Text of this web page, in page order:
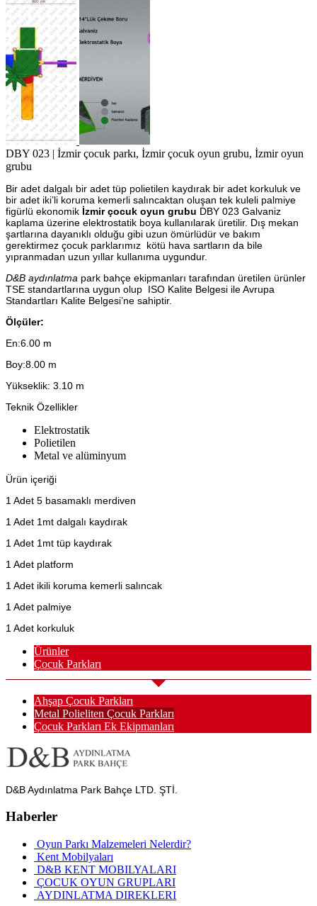
DBY 023 | İzmir çocuk parkı, İzmir çocuk oyun grubu, İzmir oyun
grubu
Bir adet dalgalı bir adet tüp polietilen kaydırak bir adet korkuluk ve
bir adet iki’li koruma kemerli salıncaktan oluşan tek kuleli palmiye
figürlü ekonomik İzmir çocuk oyun grubu DBY 023 Galvaniz
kaplama üzerine elektrostatik boya kullanılarak üretilir. Dış mekan
şartlarına dayanıklı olduğu gibi uzun ömürlüdür ve bakım
gerektirmez çocuk parklarımız kötü hava sartların da bile
yıpranmadan uzun yıllar kullanıma uygundur.
D&B aydınlatma park bahçe ekipmanları tarafından üretilen ürünler
TSE standartlarına uygun olup ISO Kalite Belgesi ile Avrupa
Standartları Kalite Belgesi’ne sahiptir.
Ölçüler:
En:6.00 m
Boy:8.00 m
Yükseklik: 3.10 m
Teknik Özellikler
Elektrostatik
Polietilen
Metal ve alüminyum
Ürün içeriği
1 Adet 5 basamaklı merdiven
1 Adet 1mt dalgalı kaydırak
1 Adet 1mt tüp kaydırak
1 Adet platform
1 Adet ikili koruma kemerli salıncak
1 Adet palmiye
1 Adet korkuluk
Ürünler
Çocuk Parkları
Ahşap Çocuk Parkları
Metal Polieliten Çocuk Parkları
Çocuk Parkları Ek Ekipmanları
D&B Aydınlatma Park Bahçe LTD. ŞTİ.
Haberler
Oyun Parkı Malzemeleri Nelerdir?
Kent Mobilyaları
D&B KENT MOBILYALARI
ÇOCUK OYUN GRUPLARI
AYDINLATMA DIREKLERI